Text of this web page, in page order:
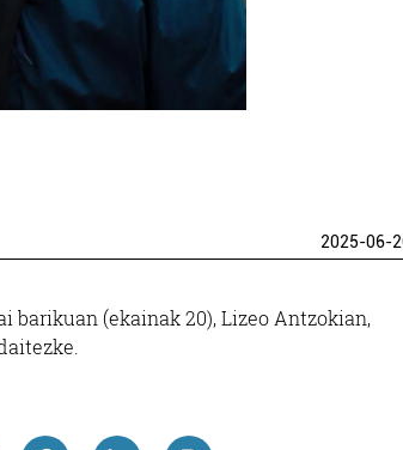
2025-06-
barikuan (ekainak 20), Lizeo Antzokian,